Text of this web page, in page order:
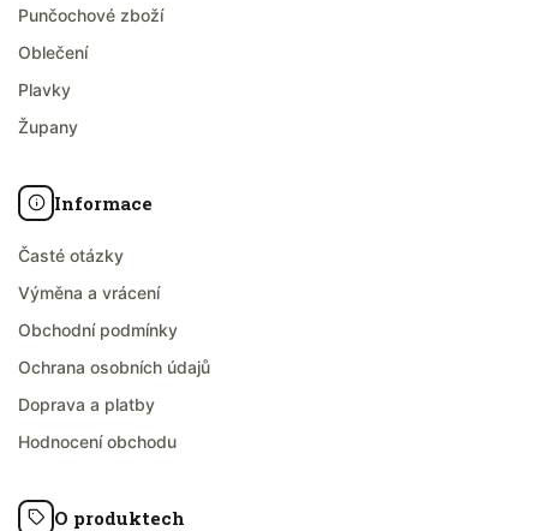
Punčochové zboží
Oblečení
Plavky
Župany
Informace
Časté otázky
Výměna a vrácení
Obchodní podmínky
Ochrana osobních údajů
Doprava a platby
Hodnocení obchodu
O produktech